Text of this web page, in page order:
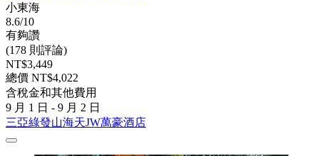
小東海
8.6/10
有夠讚
(178 則評論)
NT$3,449
總價 NT$4,022
含稅金和其他費用
9 月 1 日 - 9 月 2 日
三亞綠發山海天JW萬豪酒店